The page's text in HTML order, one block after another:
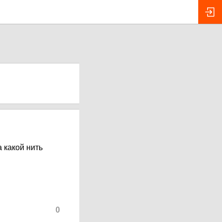
нить
0